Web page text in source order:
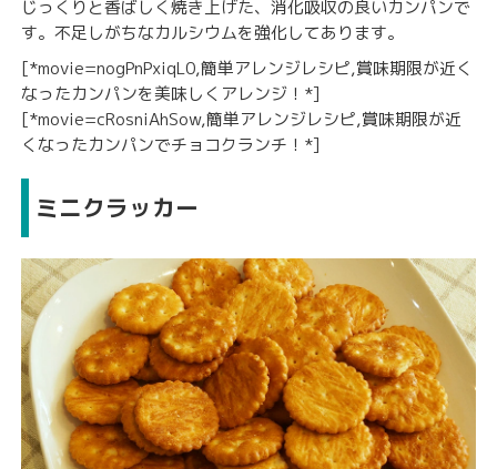
じっくりと香ばしく焼き上げた、消化吸収の良いカンパンで
す。不足しがちなカルシウムを強化してあります。
[*movie=nogPnPxiqL0,簡単アレンジレシピ,賞味期限が近く
なったカンパンを美味しくアレンジ！*]
[*movie=cRosniAhSow,簡単アレンジレシピ,賞味期限が近
くなったカンパンでチョコクランチ！*]
ミニクラッカー